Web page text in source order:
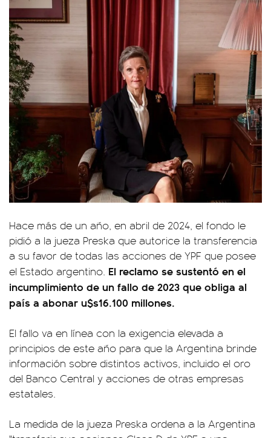
Hace más de un año, en abril de 2024, el fondo le
pidió a la jueza Preska que autorice la transferencia
a su favor de todas las acciones de YPF que posee
el Estado argentino. El reclamo se sustentó en el
incumplimiento de un fallo de 2023 que obliga al
país a abonar u$s16.100 millones.
El fallo va en línea con la exigencia elevada a
principios de este año para que la Argentina brinde
información sobre distintos activos, incluido el oro
del Banco Central y acciones de otras empresas
estatales.
La medida de la jueza Preska ordena a la Argentina